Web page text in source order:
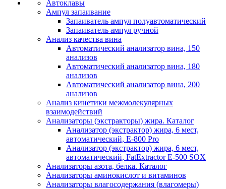
Автоклавы
Ампул запаивание
Запаиватель ампул полуавтоматический
Запаиватель ампул ручной
Анализ качества вина
Автоматический анализатор вина, 150
анализов
Автоматический анализатор вина, 180
анализов
Автоматический анализатор вина, 200
анализов
Анализ кинетики межмолекулярных
взаимодействий
Анализаторы (экстракторы) жира. Каталог
Анализатор (экстрактор) жира, 6 мест,
автоматический, E-800 Pro
Анализатор (экстрактор) жира, 6 мест,
автоматический, FatExtractor E-500 SOX
Анализаторы азота, белка. Каталог
Анализаторы аминокислот и витаминов
Анализаторы влагосодержания (влагомеры)